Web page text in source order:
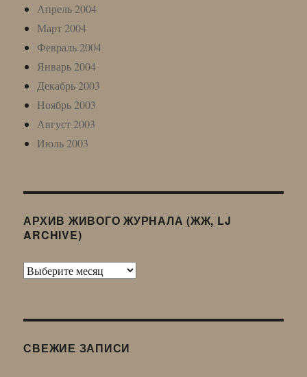
Апрель 2004
Март 2004
Февраль 2004
Январь 2004
Декабрь 2003
Ноябрь 2003
Август 2003
Июль 2003
АРХИВ ЖИВОГО ЖУРНАЛА (ЖЖ, LJ
ARCHIVE)
Архив
LJ
СВЕЖИЕ ЗАПИСИ